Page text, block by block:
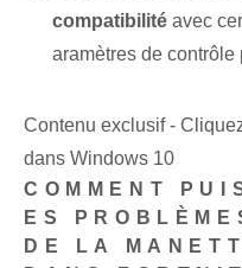
compatibilité avec⁤
aramètres de
Contenu exclusif -
dans Windows 10
COMMENT
ES
DE LA